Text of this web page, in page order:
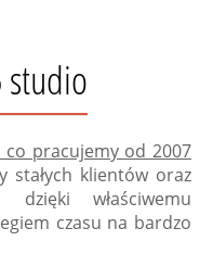
studio
co pracujemy od 2007
stałych klientów oraz
właściwemu
czasu na bardzo